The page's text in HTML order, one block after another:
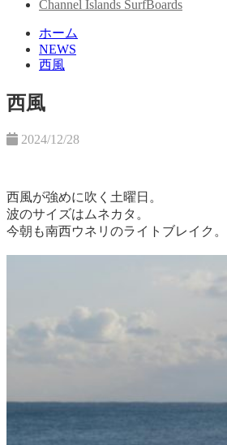
Channel Islands SurfBoards
ホーム
NEWS
西風
西風
2024/12/28
西風が強めに吹く土曜日。
波のサイズはムネカタ。
今朝も南西ウネリのライトブレイク。